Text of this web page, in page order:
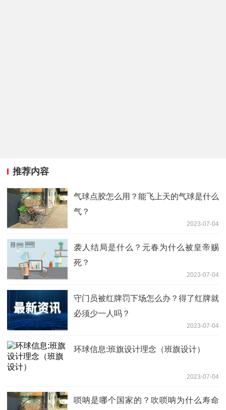
推荐内容
气球点胶怎么用？能飞上天的气球是什么
气？
2023-07-04
袭人结局是什么？元春为什么被皇帝赐
死？
2023-07-04
守门员被红牌罚下场怎么办？得了红牌就
必须少一人吗？
2023-07-04
环球信息:班旗设计理念（班旗设计）
2023-07-04
唢呐是哪个国家的？吹唢呐为什么寿命